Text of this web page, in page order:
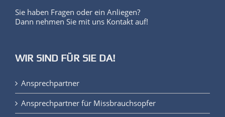
Sie haben Fragen oder ein Anliegen?
Dann nehmen Sie mit uns Kontakt auf!
WIR SIND FÜR SIE DA!
Ansprechpartner
Ansprechpartner für Missbrauchsopfer